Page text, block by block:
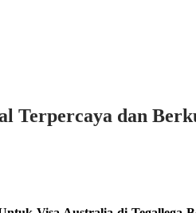
Terpercaya dan